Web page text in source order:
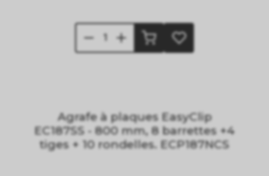
Agrafe à plaques EasyClip
EC187SS - 800 mm, 8 barrettes +4
tiges + 10 rondelles. ECP187NCS